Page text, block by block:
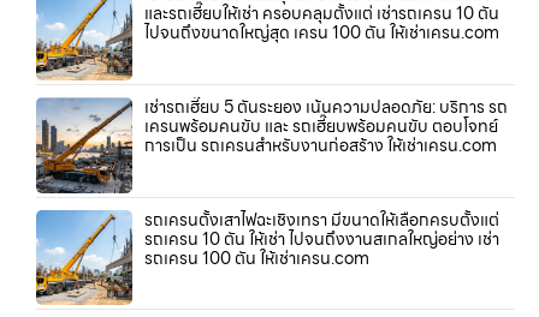
และรถเฮี๊ยบให้เช่า ครอบคลุมตั้งแต่ เช่ารถเครน 10 ตัน
ไปจนถึงขนาดใหญ่สุด เครน 100 ตัน ให้เช่าเครน.com
เช่ารถเฮี๊ยบ 5 ตันระยอง เน้นความปลอดภัย: บริการ รถ
เครนพร้อมคนขับ และ รถเฮี๊ยบพร้อมคนขับ ตอบโจทย์
การเป็น รถเครนสำหรับงานก่อสร้าง ให้เช่าเครน.com
รถเครนตั้งเสาไฟฉะเชิงเทรา มีขนาดให้เลือกครบตั้งแต่
รถเครน 10 ตัน ให้เช่า ไปจนถึงงานสเกลใหญ่อย่าง เช่า
รถเครน 100 ตัน ให้เช่าเครน.com